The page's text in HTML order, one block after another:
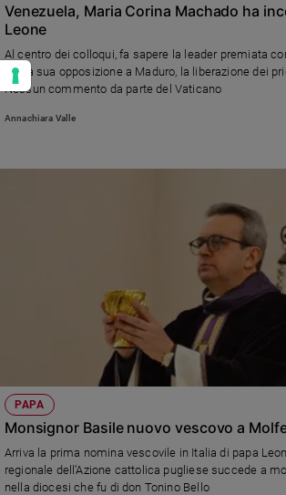
Venezuela, Maria Corina Machado ha
Leone
Al centro dei colloqui, fa sapere la leader premiata
per la sua opposizione a Maduro, la liberazione dei
Nessun commento da parte del Vaticano
Annachiara Valle
PAPA
Monsignor Basile nuovo vescovo a
Arriva la prima nomina vescovile in Italia di papa
regionale dell’Azione cattolica pugliese succede a
nella diocesi che fu di don Tonino Bello